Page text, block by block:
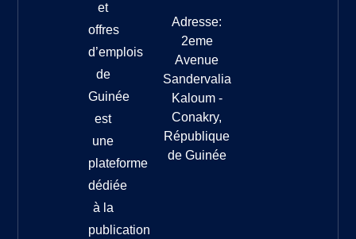
et
offres
d’emplois
de
Guinée
est
une
plateforme
dédiée
à la
publication
Adresse:
2eme
Avenue
Sandervalia
Kaloum -
Conakry,
République
de Guinée